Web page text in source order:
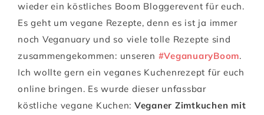
wieder ein köstliches Boom Bloggerevent für euch.
Es geht um vegane Rezepte, denn es ist ja immer
noch Veganuary und so viele tolle Rezepte sind
zusammengekommen: unseren #VeganuaryBoom.
Ich wollte gern ein veganes Kuchenrezept für euch
online bringen. Es wurde dieser unfassbar
köstliche vegane Kuchen: Veganer Zimtkuchen mit